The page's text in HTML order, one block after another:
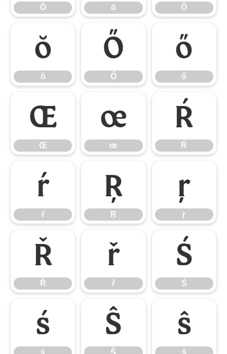
Ō ō Ŏ
ŏ
ŏ
Ő
Ő
ő
ő
Œ
Œ
œ
œ
Ŕ
Ŕ
ŕ
ŕ
Ŗ
Ŗ
ŗ
ŗ
Ř
Ř
ř
ř
Ś
Ś
ś
ś
Ŝ
Ŝ
ŝ
ŝ